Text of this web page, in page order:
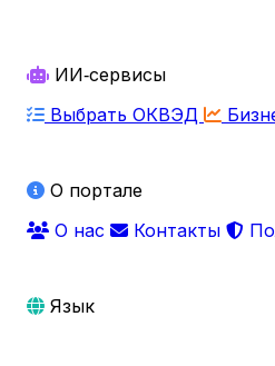
ИИ‑сервисы
Выбрать ОКВЭД
О портале
О нас
Контакты
Язык